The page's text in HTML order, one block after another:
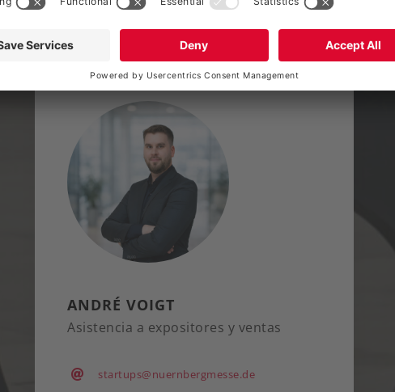
ANDRÉ VOIGT
Asistencia a expositores y ventas
startups@nuernbergmesse.de